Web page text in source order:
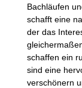
Bachläufen
schafft eine
der das
schaffen ein
sind eine
verschönern